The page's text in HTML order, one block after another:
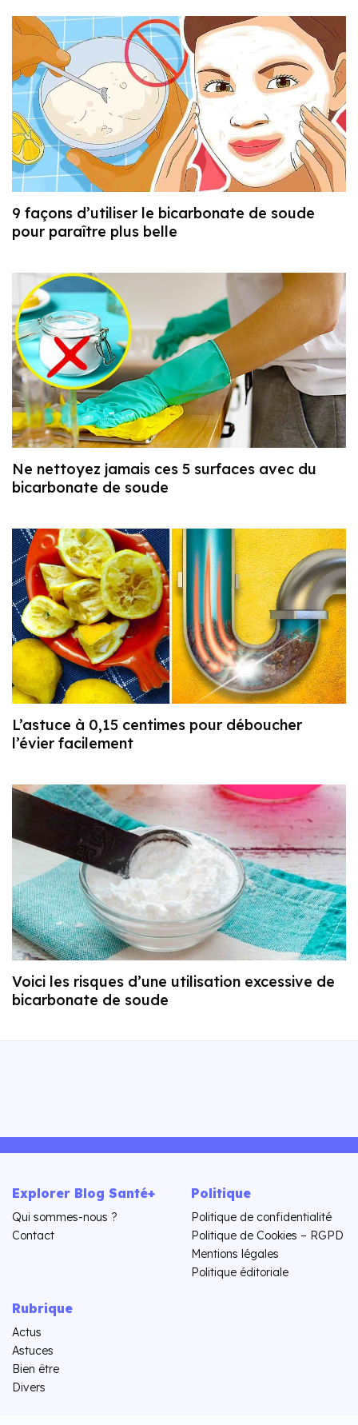
9 façons d’utiliser le bicarbonate de soude
pour paraître plus belle
Ne nettoyez jamais ces 5 surfaces avec du
bicarbonate de soude
L’astuce à 0,15 centimes pour déboucher
l’évier facilement
Voici les risques d’une utilisation excessive de
bicarbonate de soude
Explorer Blog Santé+
Qui sommes-nous ?
Contact
Politique
Politique de confidentialité
Politique de Cookies – RGPD
Mentions légales
Politique éditoriale
Rubrique
Actus
Astuces
Bien être
Divers